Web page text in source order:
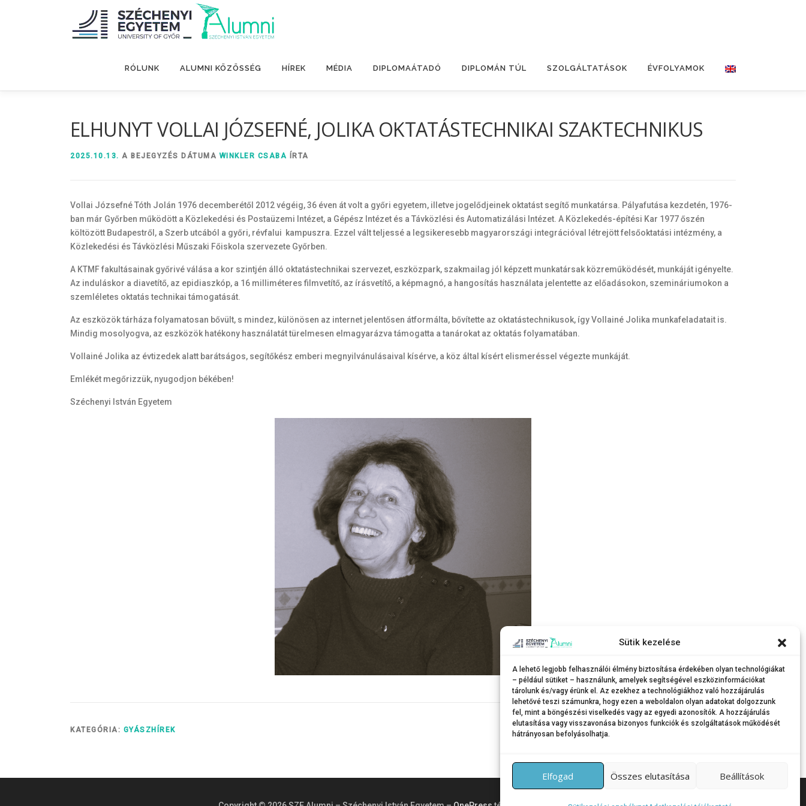
Sütik kezelése
A lehető legjobb felhasználói élmény biztosítása érdekében olyan technológiákat
– például sütiket – használunk, amelyek segítségével eszközinformációkat
tárolunk és/vagy érünk el. Az ezekhez a technológiákhoz való hozzájárulás
lehetővé teszi számunkra, hogy ezen a weboldalon olyan adatokat dolgozzunk
fel, mint a böngészési viselkedés vagy az egyedi azonosítók. A hozzájárulás
elutasítása vagy visszavonása bizonyos funkciók és szolgáltatások működését
hátrányosan befolyásolhatja.
Elfogad Összes elutasítása Beállítások
RÓLUNK ALUMNI KÖZÖSSÉG HÍREK MÉDIA DIPLOMAÁTADÓ DIPLOMÁN TÚL SZOLGÁLTATÁSOK ÉVFOLYAMOK
ELHUNYT VOLLAI JÓZSEFNÉ, JOLIKA OKTATÁSTECHNIKAI SZAKTECHNIKUS
2025.10.13. A BEJEGYZÉS DÁTUMA WINKLER CSABA ÍRTA
Vollai Józsefné Tóth Jolán 1976 decemberétől 2012 végéig, 36 éven át volt a győri egyetem, illetve jogelődjeinek oktatást segítő munkatársa. Pályafutása kezdetén, 1976-
ban már Győrben működött a Közlekedési és Postaüzemi Intézet, a Gépész Intézet és a Távközlési és Automatizálási Intézet. A Közlekedés-építési Kar 1977 őszén
költözött Budapestről, a Szerb utcából a győri, révfalui kampuszra. Ezzel vált teljessé a legsikeresebb magyarországi integrációval létrejött felsőoktatási intézmény, a
Közlekedési és Távközlési Műszaki Főiskola szervezete Győrben.
A KTMF fakultásainak győrivé válása a kor szintjén álló oktatástechnikai szervezet, eszközpark, szakmailag jól képzett munkatársak közreműködését, munkáját igényelte.
Az induláskor a diavetítő, az epidiaszkóp, a 16 milliméteres filmvetítő, az írásvetítő, a képmagnó, a hangosítás használata jelentette az előadásokon, szemináriumokon a
szemléletes oktatás technikai támogatását.
Az eszközök tárháza folyamatosan bővült, s mindez, különösen az internet jelentősen átformálta, bővítette az oktatástechnikusok, így Vollainé Jolika munkafeladatait is.
Mindig mosolyogva, az eszközök hatékony használatát türelmesen elmagyarázva támogatta a tanárokat az oktatás folyamatában.
Vollainé Jolika az évtizedek alatt barátságos, segítőkész emberi megnyilvánulásaival kísérve, a köz által kísért elismeréssel végezte munkáját.
Emlékét megőrizzük, nyugodjon békében!
Széchenyi István Egyetem
KATEGÓRIA: GYÁSZHÍREK